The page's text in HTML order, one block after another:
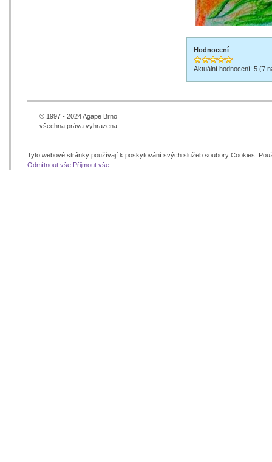
Hodnocení
Aktuální hodnocení: 5 (7
© 1997 - 2024 Agape Brno
všechna práva vyhrazena
Tyto webové stránky používají k poskytování svých služeb soubory Cookies.